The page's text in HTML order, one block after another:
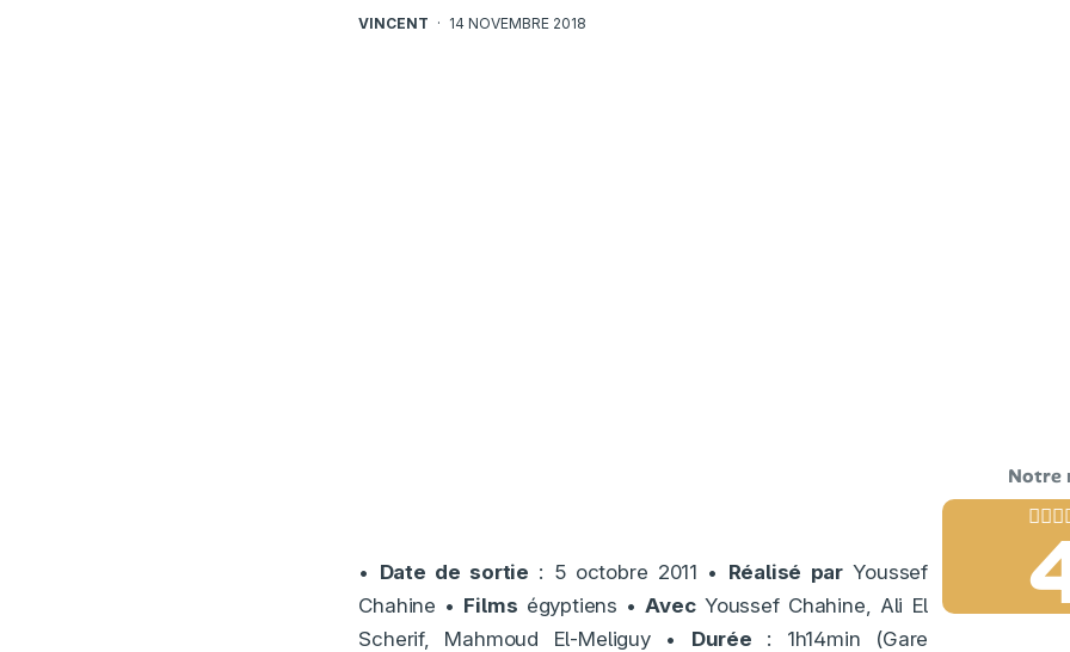
VINCENT · 14 NOVEMBRE 2018
• Date de sortie : 5 octobre 2011 • Réalisé par Youssef
Chahine • Films égyptiens •AvecYoussef Chahine, Ali El
Scherif, Mahmoud El-Meliguy • Durée : 1h14min (Gare